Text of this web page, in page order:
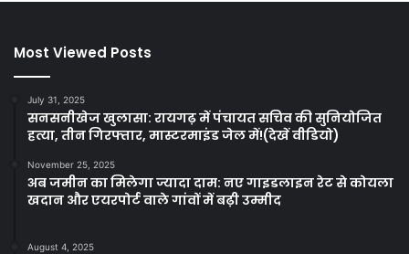
Most Viewed Posts
July 31, 2025
सनसनीखेज खुलासा: रायगढ़ में पंचायत सचिव की सुनियोजित
हत्या, तीन गिरफ्तार, मास्टरमाइंड जेल में!(देखें वीडियो)
November 25, 2025
अब जमीन का मिलेगा ज्यादा दाम: नए गाइडलाइन रेट से कोयला
खदान और एयरपोर्ट वाले गांवों में बढ़ी उम्मीद
August 4, 2025